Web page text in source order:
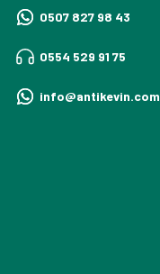
0507 827 98 43
0554 529 91 75
info@antikevin.com